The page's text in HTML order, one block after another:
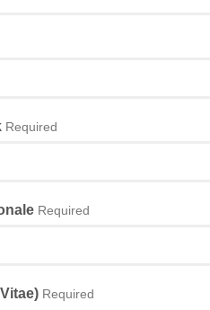
Required
Required
Required